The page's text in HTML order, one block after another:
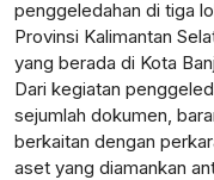
penggeledahan di tiga
Provinsi Kalimantan
yang berada di Kota
Dari kegiatan
sejumlah dokumen,
berkaitan dengan
aset yang diamankan